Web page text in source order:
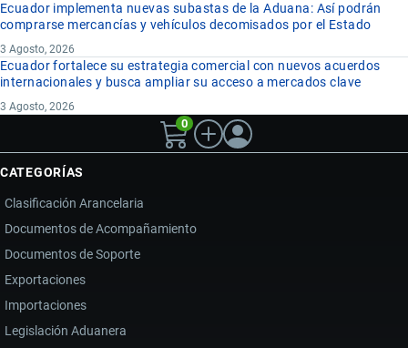
Ecuador implementa nuevas subastas de la Aduana: Así podrán
comprarse mercancías y vehículos decomisados por el Estado
3 Agosto, 2026
Ecuador fortalece su estrategia comercial con nuevos acuerdos
internacionales y busca ampliar su acceso a mercados clave
3 Agosto, 2026
0
CATEGORÍAS
Clasificación Arancelaria
Documentos de Acompañamiento
Documentos de Soporte
Exportaciones
Importaciones
Legislación Aduanera